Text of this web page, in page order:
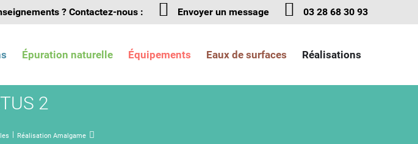
? Contactez-nous : Envoyer un message 03 28 68 30 93
Épuration naturelle Équipements Eaux de surfaces Réalisations
2
Réalisation Amalgame